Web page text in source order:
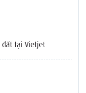
đất tại Vietjet